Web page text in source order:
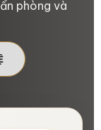
phòng và